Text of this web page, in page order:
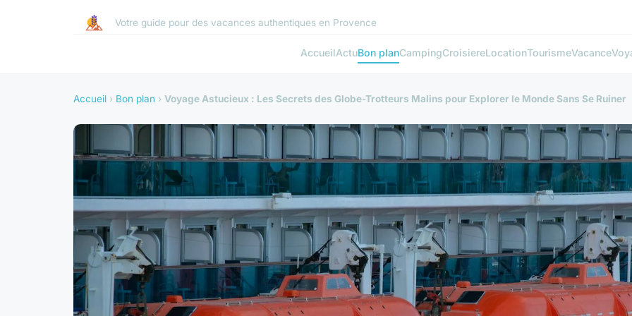
Votre guide pour des vacances authentiques en Provence
AccueilActuBon planCampingCroisiereLocationTourismeVacance
Accueil › Bon plan › Voyage Astucieux : Les Secrets des Globe-Trotteurs Malins pour Explorer le Monde Sans Se Ruiner